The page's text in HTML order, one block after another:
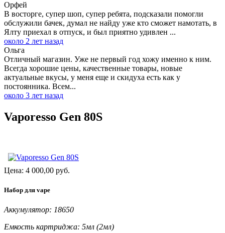
Орфей
В восторге, супер шоп, супер ребята, подсказали помогли
обслужили бачек, думал не найду уже кто сможет намотать, в
Ялту приехал в отпуск, и был приятно удивлен ...
около 2 лет назад
Ольга
Отличный магазин. Уже не первый год хожу именно к ним.
Всегда хорошие цены, качественные товары, новые
актуальные вкусы, у меня еще и скидуха есть как у
постоянника. Всем...
около 3 лет назад
Vaporesso Gen 80S
Цена: 4 000,00 руб.
Набор для vape
Аккумулятор: 18650
Емкость картриджа: 5мл (2мл)